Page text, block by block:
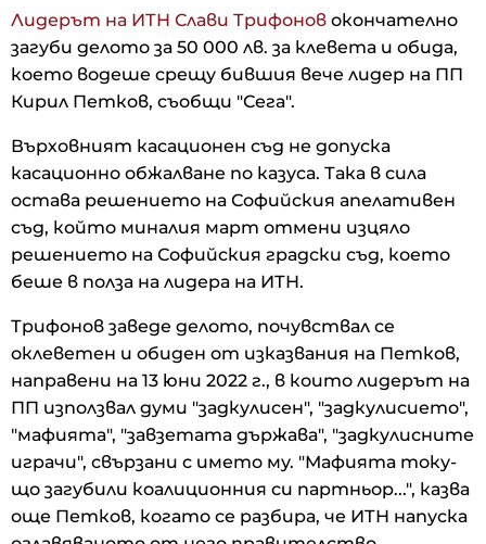
Лидерът на ИТН Слави Трифонов окончателно
загуби делото за 50 000 лв. за клевета и обида,
което водеше срещу бившия вече лидер на ПП
Кирил Петков, съобщи "Сега".
Върховният касационен съд не допуска
касационно обжалване по казуса. Така в сила
остава решението на Софийския апелативен
съд, който миналия март отмени изцяло
решението на Софийския градски съд, което
беше в полза на лидера на ИТН.
Трифонов заведе делото, почувствал се
оклеветен и обиден от изказвания на Петков,
направени на 13 юни 2022 г., в които лидерът на
ПП използвал думи "задкулисен", "задкулисието",
"мафията", "завзетата държава", "задкулисните
играчи", свързани с името му. "Мафията току-
що загубили коалиционния си партньор...", казва
още Петков, когато се разбира, че ИТН напуска